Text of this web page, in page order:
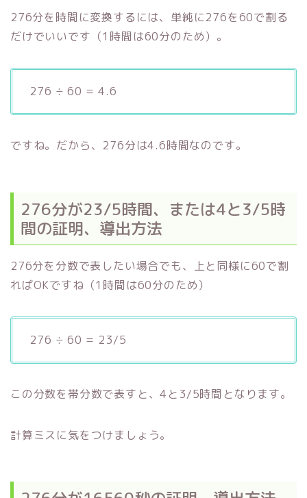
276分を時間に変換するには、単純に276を60で割る
だけでいいです（1時間は60分のため）。
276 ÷ 60 = 4.6
ですね。だから、276分は4.6時間なのです。
276分が23/5時間、または4と3/5時
間の証明、導出方法
276分を分数で表したい場合でも、上と同様に60で割
ればOKですね（1時間は60分のため）
276 ÷ 60 = 23/5
この分数を帯分数で表すと、4と3/5時間となります。
計算ミスに気をつけましょう。